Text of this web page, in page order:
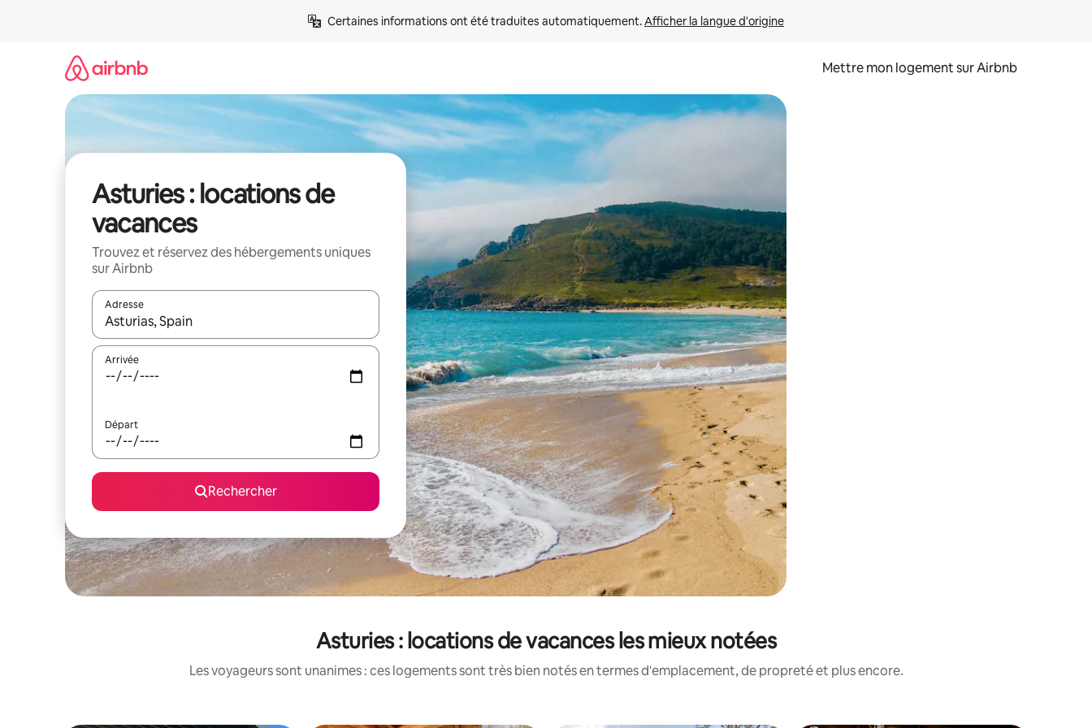
Certaines informations ont été traduites automatiquement. Afficher la langue d'origine
Mettre mon logement sur Airbnb
Asturies : locations de
vacances
Trouvez et réservez des hébergements uniques
sur Airbnb
Adresse
Lorsque les résultats s'affichent, utilisez les flèches vers le haut et vers le bas pour les parcourir ou en appuyant et en faisant glisser.
Arrivée
Départ
Rechercher
Asturies : locations de vacances les mieux notées
Les voyageurs sont unanimes : ces logements sont très bien notés en termes d'emplacement, de propreté et plus encore.